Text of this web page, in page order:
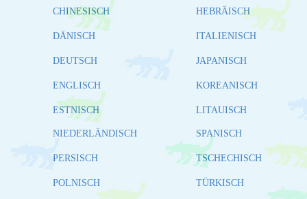
CHINESISCH
DÄNISCH
DEUTSCH
ENGLISCH
ESTNISCH
HEBRÄISCH
ITALIENISCH
JAPANISCH
KOREANISCH
LITAUISCH
NIEDERLÄNDISCH
PERSISCH
POLNISCH
SPANISCH
TSCHECHISCH
TÜRKISCH